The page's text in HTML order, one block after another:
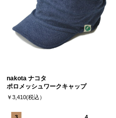
nakota ナコタ
ポロメッシュワークキャップ
￥3,410(税込）